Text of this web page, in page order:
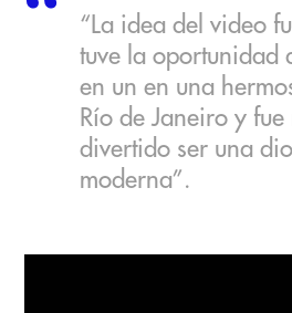
“La idea del video
tuve la oportunidad
en un en una
Río de Janeiro y fue
divertido ser una
moderna”.